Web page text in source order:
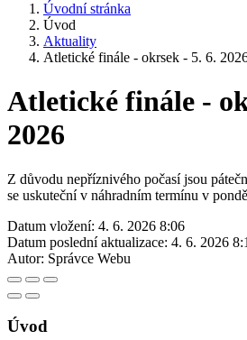
Úvodní stránka
Úvod
Aktuality
Atletické finále - okrsek - 5. 6.
Atletické finále -
2026
Z důvodu nepříznivého počasí jsou
se uskuteční v náhradním termínu v
Datum vložení: 4. 6. 2026 8:06
Datum poslední aktualizace: 4. 6. 2026
Autor: Správce Webu
Úvod